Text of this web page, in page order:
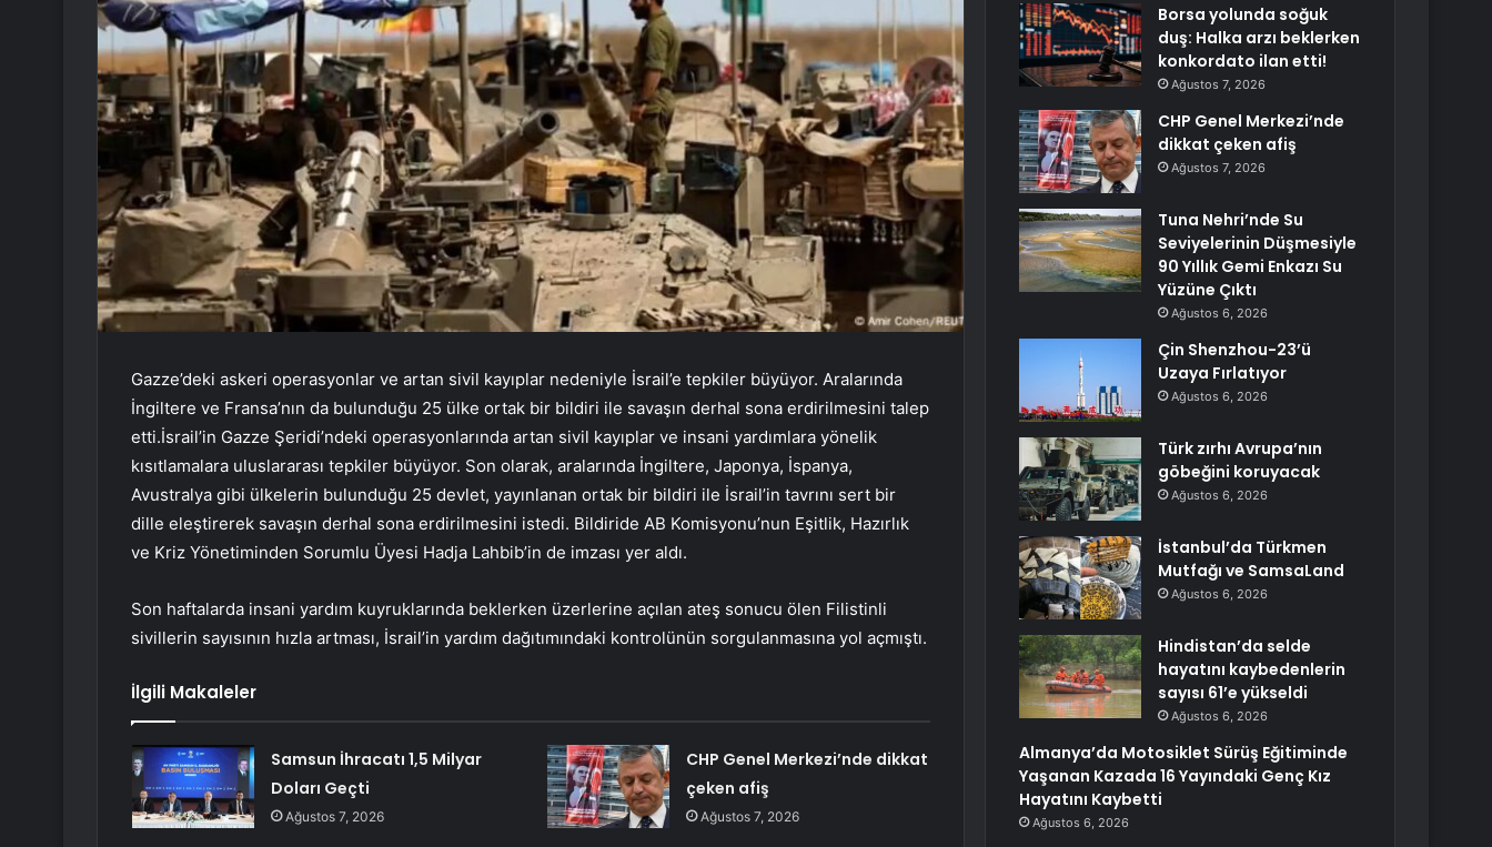
Gazze’deki askeri operasyonlar ve artan sivil kayıplar nedeniyle İsrail’e tepkiler büyüyor. Aralarında
İngiltere ve Fransa’nın da bulunduğu 25 ülke ortak bir bildiri ile savaşın derhal sona erdirilmesini talep
etti.İsrail’in Gazze Şeridi’ndeki operasyonlarında artan sivil kayıplar ve insani yardımlara yönelik
kısıtlamalara uluslararası tepkiler büyüyor. Son olarak, aralarında İngiltere, Japonya, İspanya,
Avustralya gibi ülkelerin bulunduğu 25 devlet, yayınlanan ortak bir bildiri ile İsrail’in tavrını sert bir
dille eleştirerek savaşın derhal sona erdirilmesini istedi. Bildiride AB Komisyonu’nun Eşitlik, Hazırlık
ve Kriz Yönetiminden Sorumlu Üyesi Hadja Lahbib’in de imzası yer aldı.
Son haftalarda insani yardım kuyruklarında beklerken üzerlerine açılan ateş sonucu ölen Filistinli
sivillerin sayısının hızla artması, İsrail’in yardım dağıtımındaki kontrolünün sorgulanmasına yol açmıştı.
İlgili Makaleler
Samsun İhracatı 1,5 Milyar
Doları Geçti
Ağustos 7, 2026
CHP Genel Merkezi’nde dikkat
çeken afiş
Ağustos 7, 2026
Borsa yolunda soğuk
duş: Halka arzı beklerken
konkordato ilan etti!
Ağustos 7, 2026
CHP Genel Merkezi’nde
dikkat çeken afiş
Ağustos 7, 2026
Tuna Nehri’nde Su
Seviyelerinin Düşmesiyle
90 Yıllık Gemi Enkazı Su
Yüzüne Çıktı
Ağustos 6, 2026
Çin Shenzhou-23’ü
Uzaya Fırlatıyor
Ağustos 6, 2026
Türk zırhı Avrupa’nın
göbeğini koruyacak
Ağustos 6, 2026
İstanbul’da Türkmen
Mutfağı ve SamsaLand
Ağustos 6, 2026
Hindistan’da selde
hayatını kaybedenlerin
sayısı 61’e yükseldi
Ağustos 6, 2026
Almanya’da Motosiklet Sürüş Eğitiminde
Yaşanan Kazada 16 Yayındaki Genç Kız
Hayatını Kaybetti
Ağustos 6, 2026